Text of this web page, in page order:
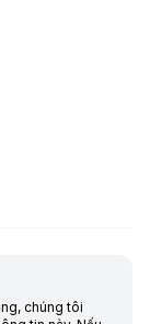
chúng tôi